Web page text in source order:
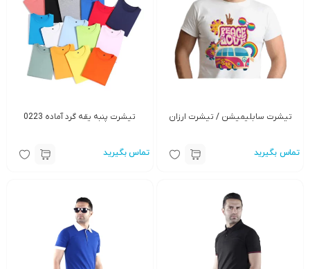
تیشرت سابلیمیشن / تیشرت ارزان
تماس بگیرید
تیشرت پنبه یقه گرد آماده 0223
تماس بگیرید